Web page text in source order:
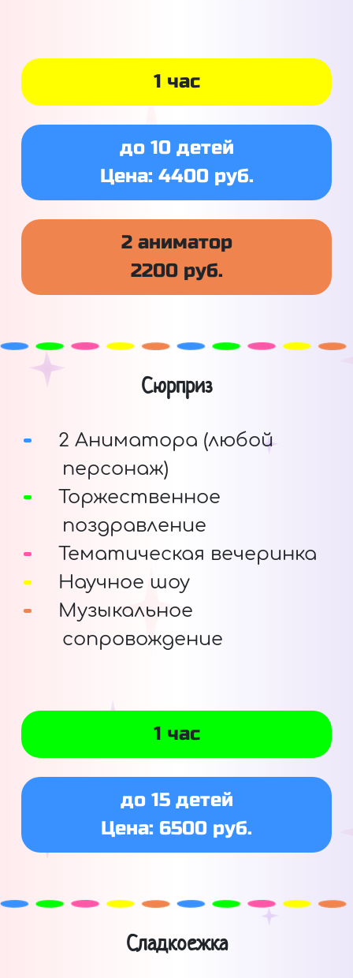
1 час
до 10 детей
Цена: 4400 руб.
2 аниматор
2200 руб.
Сюрприз
2 Аниматора (любой
персонаж)
Торжественное
поздравление
Тематическая вечеринка
Научное шоу
Музыкальное
сопровождение
1 час
до 15 детей
Цена: 6500 руб.
Сладкоежка